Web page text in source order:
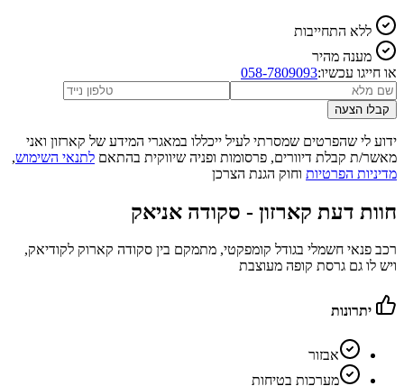
ללא התחייבות
מענה מהיר
או חייגו עכשיו:058-7809093
קבלו הצעה
ידוע לי שהפרטים שמסרתי לעיל ייכללו במאגרי המידע של קארזון ואני
מאשר/ת קבלת דיוורים, פרסומות ופניה שיווקית בהתאם לתנאי השימוש,
מדיניות הפרטיות וחוק הגנת הצרכן
חוות דעת קארזון - סקודה אניאק
רכב פנאי חשמלי בגודל קומפקטי, מתמקם בין סקודה קארוק לקודיאק,
ויש לו גם גרסת קופה מעוצבת
יתרונות
אבזור
מערכות בטיחות